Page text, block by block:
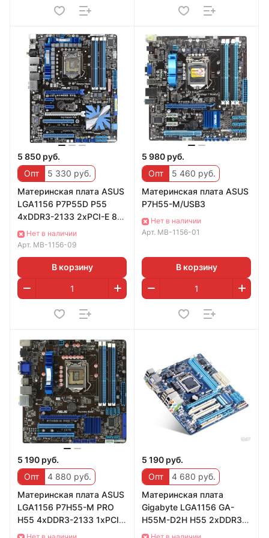
5 850 руб.
Опт
5 330 руб.
Материнская плата ASUS
LGA1156 P7P55D P55
4xDDR3-2133 2xPCI-E 8ch
7xSATA RAID IDE eSATA
2x1394 GLAN
Нет в наличии
Арт. MB-1156-09
В корзину
5 980 руб.
Опт
5 460 руб.
Материнская плата ASUS
P7H55-M/USB3
Нет в наличии
Арт. MB-1156-01
В корзину
5 190 руб.
Опт
4 880 руб.
Материнская плата ASUS
LGA1156 P7H55-M PRO
H55 4xDDR3-2133 1xPCI-
E HDMI/DVI/DSub 8ch
5 190 руб.
Опт
4 680 руб.
Материнская плата
Gigabyte LGA1156 GA-
H55M-D2H H55 2xDDR3-
2200 2xPCI-E